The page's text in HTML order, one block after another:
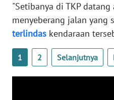
"Setibanya di TKP
menyeberang jalan yang
terlindas kendaraan
1 2 Selanjutnya
PAPUA
WN
BARAT
WN